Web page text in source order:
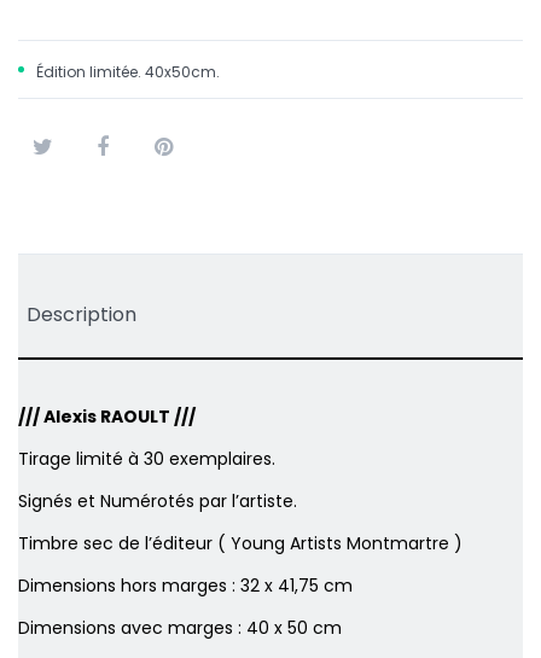
Édition limitée. 40x50cm.
Description
/// Alexis RAOULT ///
Tirage limité à 30 exemplaires.
Signés et Numérotés par l’artiste.
Timbre sec de l’éditeur ( Young Artists Montmartre )
Dimensions hors marges : 32 x 41,75 cm
Dimensions avec marges : 40 x 50 cm